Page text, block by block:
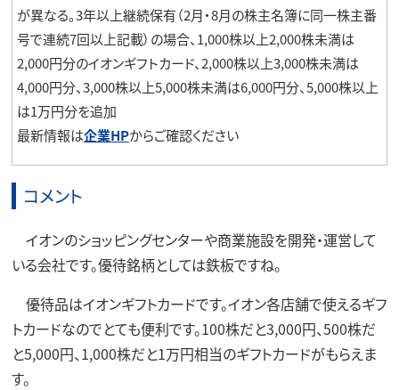
が異なる。3年以上継続保有（2月・8月の株主名簿に同一株主番
号で連続7回以上記載）の場合、1,000株以上2,000株未満は
2,000円分のイオンギフトカード、2,000株以上3,000株未満は
4,000円分、3,000株以上5,000株未満は6,000円分、5,000株以上
は1万円分を追加
最新情報は企業HPからご確認ください
コメント
イオンのショッピングセンターや商業施設を開発・運営して
いる会社です。優待銘柄としては鉄板ですね。
優待品はイオンギフトカードです。イオン各店舗で使えるギフ
トカードなのでとても便利です。100株だと3,000円、500株だ
と5,000円、1,000株だと1万円相当のギフトカードがもらえま
す。